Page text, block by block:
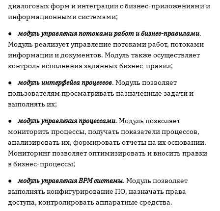
диалоговых форм и интеграции с бизнес-приложениями и
информационными системами;
●модуль управления потоками работи бизнес-правилами.
Модуль реализует управление потоками работ, потоками
информации и документов. Модуль также осуществляет
контроль исполнения заданных бизнес-правил;
●модуль интерфейса процессов. Модуль позволяет
пользователям просматривать назначенные задачи и
выполнять их;
●модуль управления процессами. Модуль позволяет
мониторить процессы, получать показатели процессов,
анализировать их, формировать отчеты на их основании.
Мониторинг позволяет оптимизировать и вносить правки
в бизнес-процессы;
●модуль управленияBPM системы. Модуль позволяет
выполнять конфигурирование ПО, назначать права
доступа, контролировать аппаратные средства.